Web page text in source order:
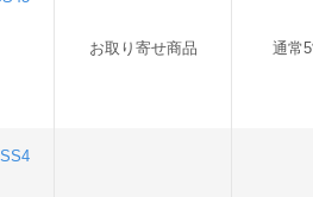
お取り寄せ商品 通常